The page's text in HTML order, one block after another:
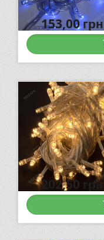
153,00грн
202,50 грн